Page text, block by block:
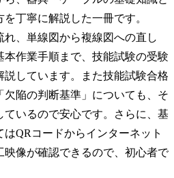
丁寧に解説した一冊です。
、単線図から複線図への直し
作業手順まで、技能試験の受験
しています。また技能試験合格
陥の判断基準」についても、そ
いるので安心です。さらに、基
QRコードからインターネット
映像が確認できるので、初心者で